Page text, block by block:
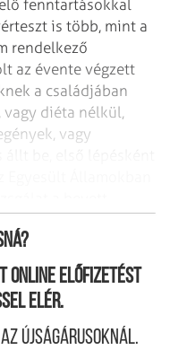
fenntartásokkal
is több, mint a
rendelkező
az évente végzett
a családjában
diéta nélkül,
vagy
okok miatt.)
online előfizetést
elér.
újságárusoknál.